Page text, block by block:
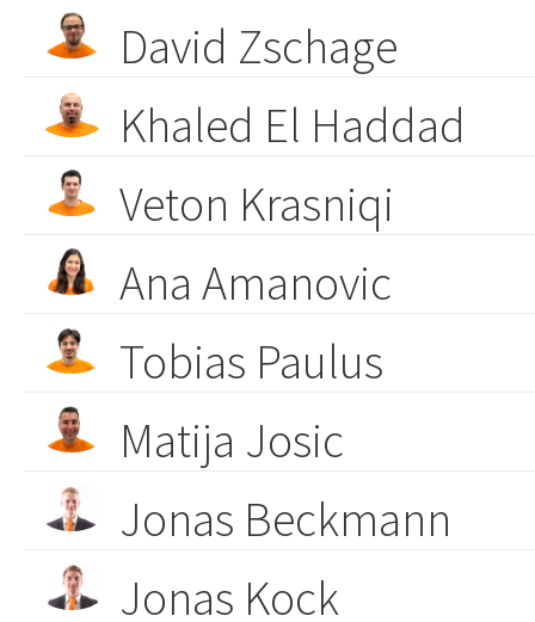
David Zschage
Khaled El Haddad
Veton Krasniqi
Ana Amanovic
Tobias Paulus
Matija Josic
Jonas Beckmann
Jonas Kock